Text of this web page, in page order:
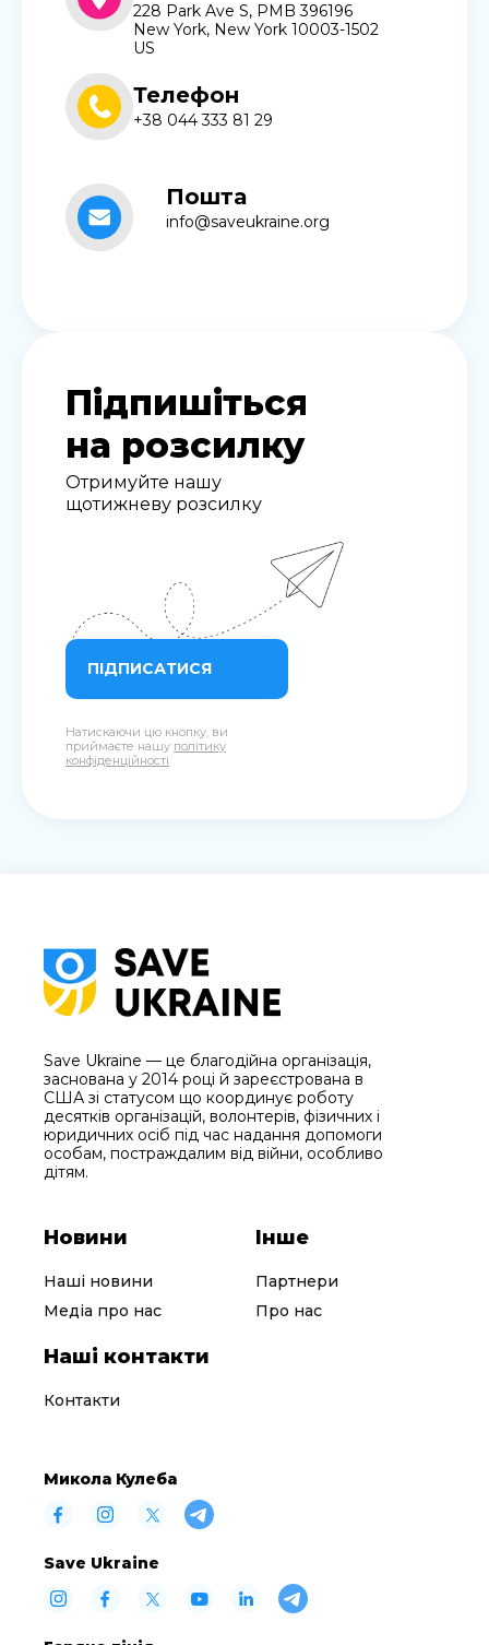
228 Park Ave S, PMB 396196
New York, New York 10003-1502
US
Телефон
+38 044 333 81 29
Пошта
info@saveukraine.org
Підпишіться
на розсилку
Отримуйте нашу
щотижневу розсилку
ПІДПИСАТИСЯ
Натискаючи цю кнопку, ви
приймаєте нашу політику
конфіденційності
Save Ukraine — це благодійна організація,
заснована у 2014 році й зареєстрована в
США зі статусом що координує роботу
десятків організацій, волонтерів, фізичних і
юридичних осіб під час надання допомоги
особам, постраждалим від війни, особливо
дітям.
Новини
Наші новини
Медіа про нас
Інше
Партнери
Про нас
Наші контакти
Контакти
Микола Кулеба
Save Ukraine